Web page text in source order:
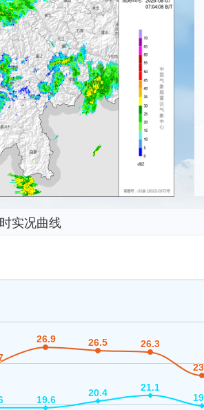
实况曲线
26.9
26.9 26.5
26.5 26.3
26.3
19.6
19.6
20.4
20.4 21.1
21.1